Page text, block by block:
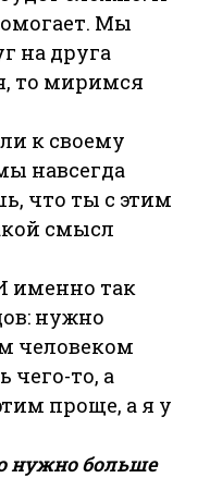
Мы
на друга
то миримся
к своему
навсегда
что ты с этим
смысл
именно так
нужно
человеком
чего-то, а
проще, а я у
нужно больше